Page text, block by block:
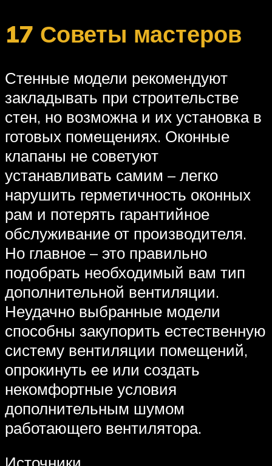
17 Советы мастеров
Стенные модели рекомендуют
закладывать при строительстве
стен, но возможна и их установка в
готовых помещениях. Оконные
клапаны не советуют
устанавливать самим – легко
нарушить герметичность оконных
рам и потерять гарантийное
обслуживание от производителя.
Но главное – это правильно
подобрать необходимый вам тип
дополнительной вентиляции.
Неудачно выбранные модели
способны закупорить естественную
систему вентиляции помещений,
опрокинуть ее или создать
некомфортные условия
дополнительным шумом
работающего вентилятора.